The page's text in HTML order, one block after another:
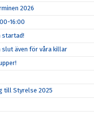
2026
16:00
startad!
även för våra killar
till Styrelse 2025